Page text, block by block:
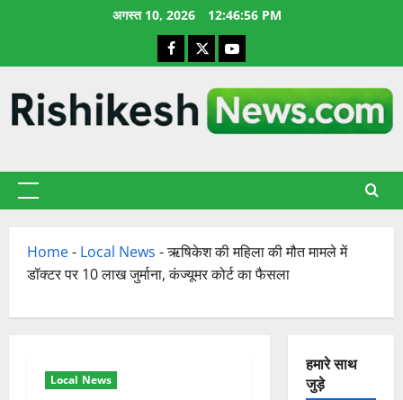
अगस्त 10, 2026 12:46:57 PM
Facebook
X YouTube
प्राथमिक
Home- Local News -ऋषिकेश की महिला की मौत मामले में
डॉक्टर पर 10 लाख जुर्माना, कंज्यूमर कोर्ट का फैसला
Local News
हमारे साथ
जुड़े